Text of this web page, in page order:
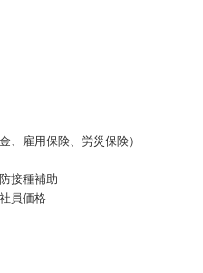
、雇用保険、労災保険）
接種補助
員価格